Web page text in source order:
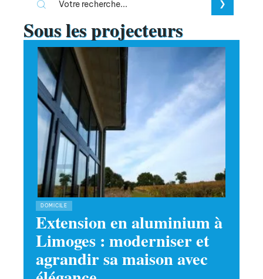
Sous les projecteurs
DOMICILE
Extension en aluminium à
Limoges : moderniser et
agrandir sa maison avec